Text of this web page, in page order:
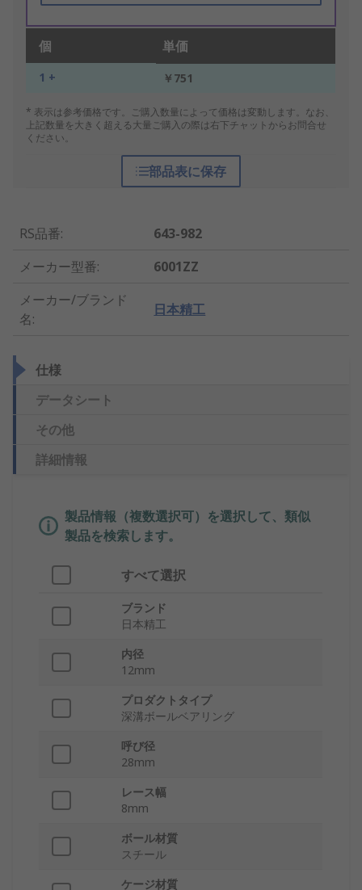
個 単価
1 + ￥751
* 表示は参考価格です。ご購入数量によって価格は変動します。なお、
上記数量を大きく超える大量ご購入の際は右下チャットからお問合せ
ください。
部品表に保存
RS品番:
643-982
メーカー型番:
6001ZZ
メーカー/ブランド
名:
日本精工
仕様
データシート
その他
詳細情報
製品情報（複数選択可）を選択して、類似
製品を検索します。
すべて選択
ブランド
日本精工
内径
12mm
プロダクトタイプ
深溝ボールベアリング
呼び径
28mm
レース幅
8mm
ボール材質
スチール
ケージ材質